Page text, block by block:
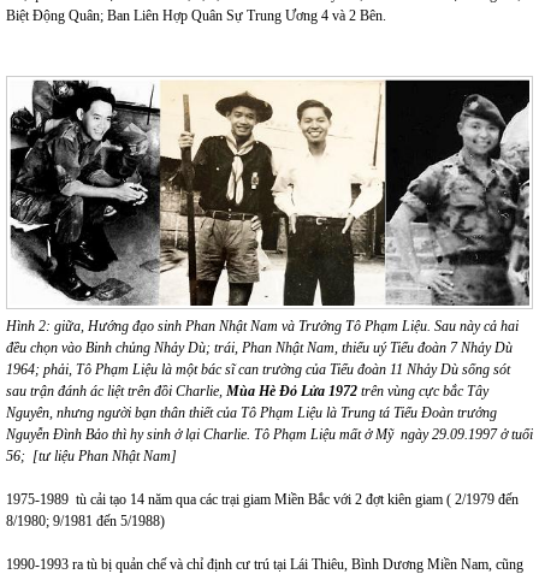
Biệt Động Quân; Ban Liên Hợp Quân Sự Trung Ương 4 và 2 Bên.
Hình 2: giữa, Hướng đạo sinh Phan Nhật Nam và Trưởng Tô Phạm Liệu. Sau này cả hai
đều chọn vào Binh chủng Nhảy Dù; trái, Phan Nhật Nam, thiếu uý Tiểu đoàn 7 Nhảy Dù
1964; phải, Tô Phạm Liệu là một bác sĩ can trường của Tiểu đoàn 11 Nhảy Dù sống sót
sau trận đánh ác liệt trên đồi Charlie, Mùa Hè Đỏ Lửa 1972 trên vùng cực bắc Tây
Nguyên, nhưng người bạn thân thiết của Tô Phạm Liệu là Trung tá Tiểu Đoàn trưởng
Nguyễn Đình Bảo thì hy sinh ở lại Charlie. Tô Phạm Liệu mất ở Mỹ ngày 29.09.1997 ở tuổi
56; [tư liệu Phan Nhật Nam]
1975-1989 tù cải tạo 14 năm qua các trại giam Miền Bắc với 2 đợt kiên giam ( 2/1979 đến
8/1980; 9/1981 đến 5/1988)
1990-1993 ra tù bị quản chế và chỉ định cư trú tại Lái Thiêu, Bình Dương Miền Nam, cũng